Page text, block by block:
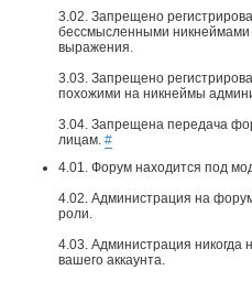
3.02. Запрещено
бессмысленными
выражения.
3.03. Запрещено
похожими на никнеймы
3.04. Запрещена передача
лицам. #
4.01. Форум находится под
4.02. Администрация на
роли.
4.03. Администрация никогда
вашего аккаунта.